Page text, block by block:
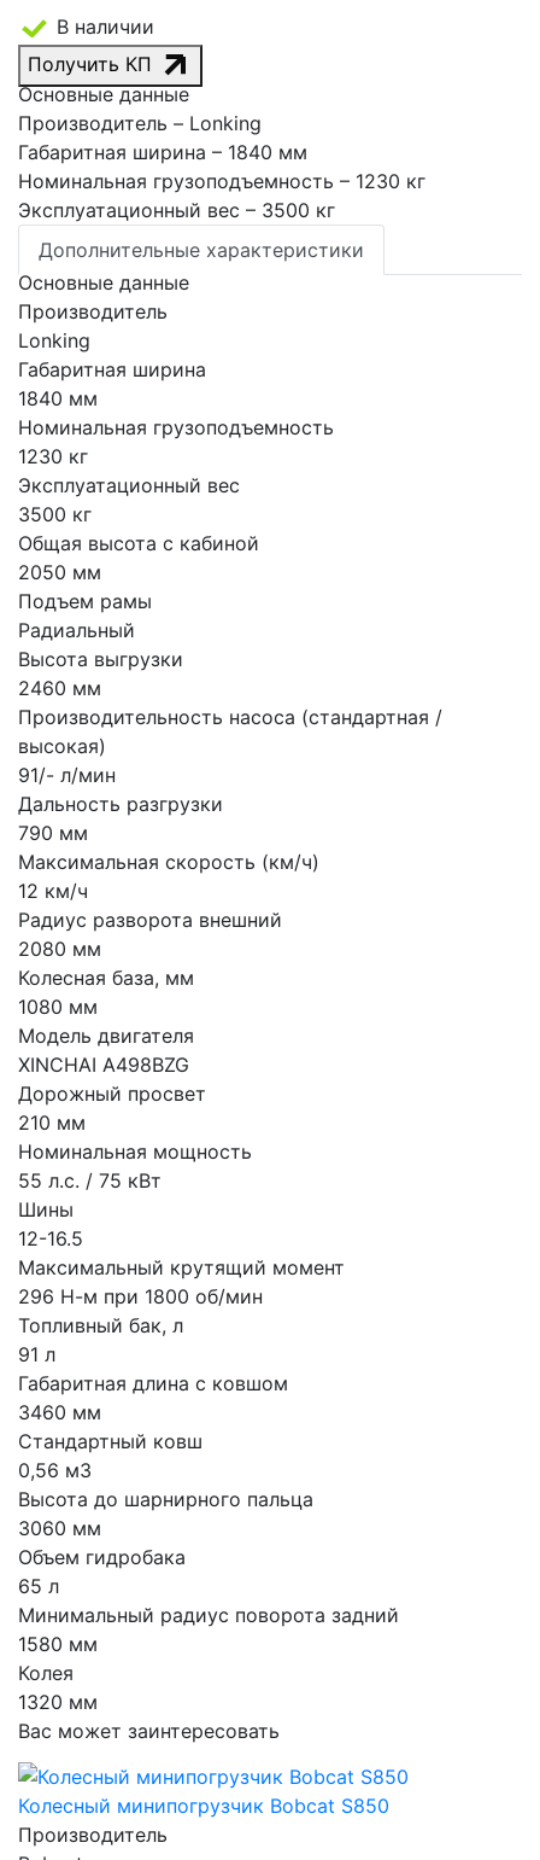
В наличии
Получить КП
Основные данные
Производитель – Lonking
Габаритная ширина – 1840 мм
Номинальная грузоподъемность – 1230 кг
Эксплуатационный вес – 3500 кг
Дополнительные характеристики
Основные данные
Производитель
Lonking
Габаритная ширина
1840 мм
Номинальная грузоподъемность
1230 кг
Эксплуатационный вес
3500 кг
Общая высота с кабиной
2050 мм
Подъем рамы
Радиальный
Высота выгрузки
2460 мм
Производительность насоса (стандартная /
высокая)
91/- л/мин
Дальность разгрузки
790 мм
Максимальная скорость (км/ч)
12 км/ч
Радиус разворота внешний
2080 мм
Колесная база, мм
1080 мм
Модель двигателя
XINCHAI A498BZG
Дорожный просвет
210 мм
Номинальная мощность
55 л.с. / 75 кВт
Шины
12-16.5
Максимальный крутящий момент
296 Н-м при 1800 об/мин
Топливный бак, л
91 л
Габаритная длина с ковшом
3460 мм
Стандартный ковш
0,56 м3
Высота до шарнирного пальца
3060 мм
Объем гидробака
65 л
Минимальный радиус поворота задний
1580 мм
Колея
1320 мм
Вас может заинтересовать
Колесный минипогрузчик Bobcat S850
Производитель